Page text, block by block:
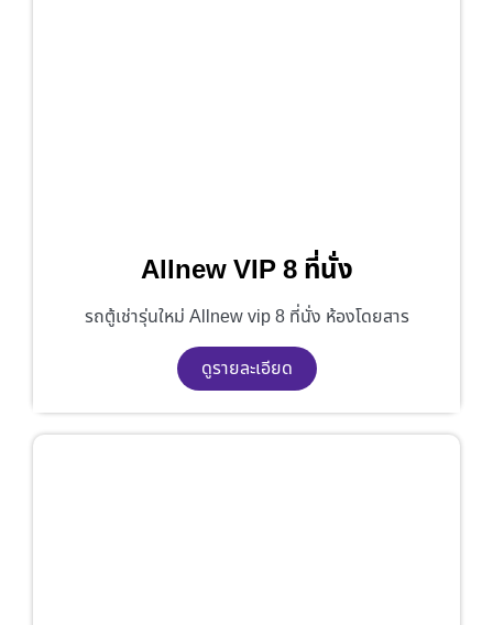
Allnew VIP 8 ที่นั่ง
รถตู้เช่ารุ่นใหม่ Allnew vip 8 ที่นั่ง ห้องโดยสาร
ดูรายละเอียด